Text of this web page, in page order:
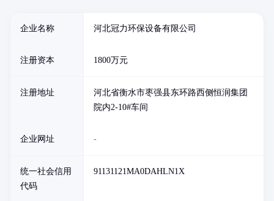
企业名称 河北冠力环保设备有限公司
注册资本 1800万元
注册地址
河北省衡水市枣强县东环路西侧恒润集团
院内2-10#车间
企业网址 -
统一社会信用
代码
91131121MA0DAHLN1X